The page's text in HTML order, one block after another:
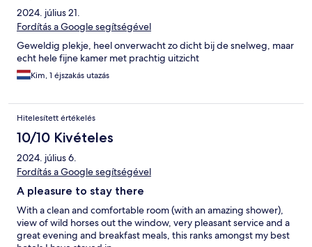
2024. július 21.
Fordítás a Google segítségével
Geweldig plekje, heel onverwacht zo dicht bij de snelweg, maar
echt hele fijne kamer met prachtig uitzicht
Kim, 1 éjszakás utazás
Hitelesített értékelés
10/10 Kivételes
2024. július 6.
Fordítás a Google segítségével
A pleasure to stay there
With a clean and comfortable room (with an amazing shower),
view of wild horses out the window, very pleasant service and a
great evening and breakfast meals, this ranks amongst my best